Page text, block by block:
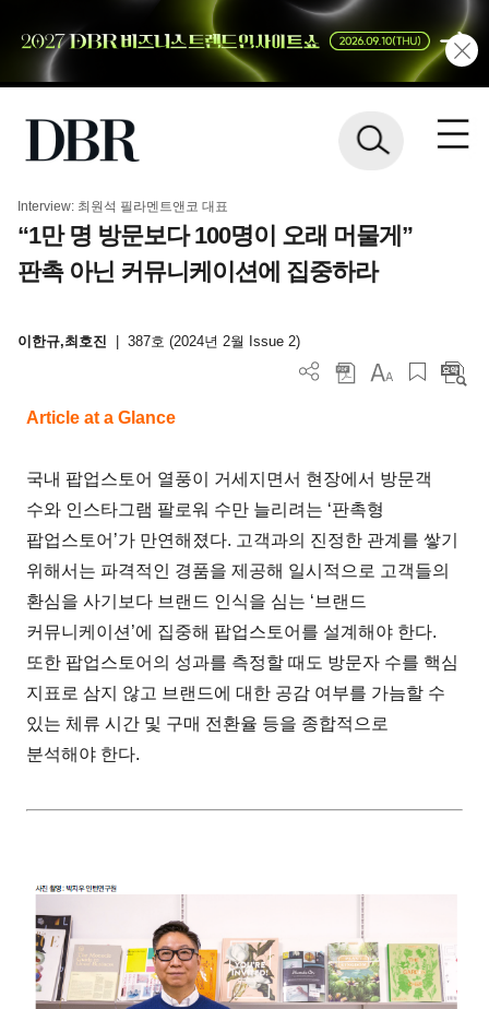
Interview: 최원석 필라멘트앤코 대표
“1만 명 방문보다 100명이 오래 머물게”
판촉 아닌 커뮤니케이션에 집중하라
이한규,최호진 387호 (2024년 2월 Issue 2)
Article at a Glance
국내 팝업스토어 열풍이 거세지면서 현장에서 방문객
수와 인스타그램 팔로워 수만 늘리려는 ‘판촉형
팝업스토어’가 만연해졌다. 고객과의 진정한 관계를 쌓기
위해서는 파격적인 경품을 제공해 일시적으로 고객들의
환심을 사기보다 브랜드 인식을 심는 ‘브랜드
커뮤니케이션’에 집중해 팝업스토어를 설계해야 한다.
또한 팝업스토어의 성과를 측정할 때도 방문자 수를 핵심
지표로 삼지 않고 브랜드에 대한 공감 여부를 가늠할 수
있는 체류 시간 및 구매 전환율 등을 종합적으로
분석해야 한다.